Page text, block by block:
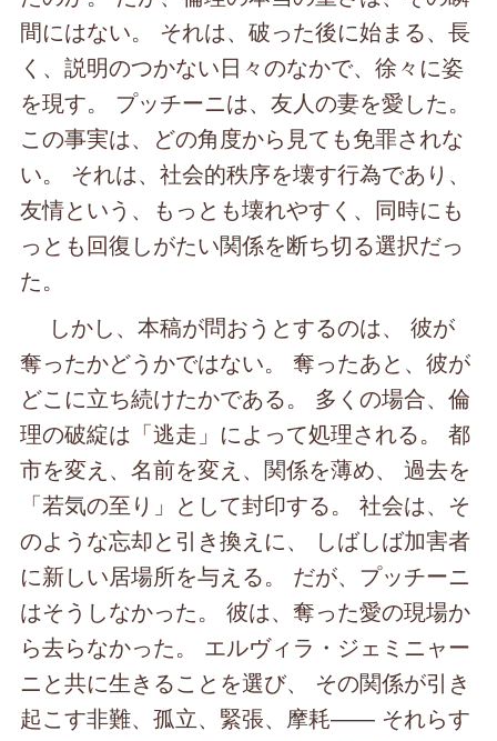
間にはない。 それは、破った後に始まる、長
く、説明のつかない日々のなかで、徐々に姿
を現す。 プッチーニは、友人の妻を愛した。
この事実は、どの角度から見ても免罪されな
い。 それは、社会的秩序を壊す行為であり、
友情という、もっとも壊れやすく、同時にも
っとも回復しがたい関係を断ち切る選択だっ
た。
しかし、本稿が問おうとするのは、 彼が
奪ったかどうかではない。 奪ったあと、彼が
どこに立ち続けたかである。 多くの場合、倫
理の破綻は「逃走」によって処理される。 都
市を変え、名前を変え、関係を薄め、 過去を
「若気の至り」として封印する。 社会は、そ
のような忘却と引き換えに、 しばしば加害者
に新しい居場所を与える。 だが、プッチーニ
はそうしなかった。 彼は、奪った愛の現場か
ら去らなかった。 エルヴィラ・ジェミニャー
ニと共に生きることを選び、 その関係が引き
起こす非難、孤立、緊張、摩耗―― それらす